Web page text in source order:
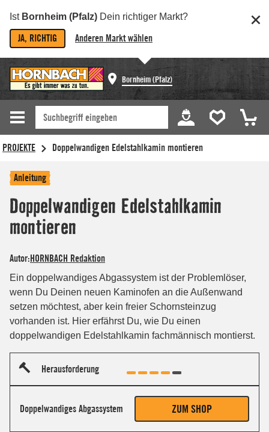
Ist Bornheim (Pfalz) Dein richtiger Markt?
JA, RICHTIG Anderen Markt wählen
Bornheim (Pfalz)